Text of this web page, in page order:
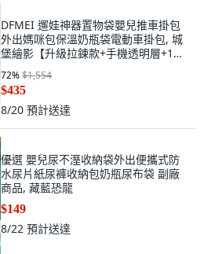
DFMEI 遛娃神器置物袋嬰兒推車掛包
外出媽咪包保溫奶瓶袋電動車掛包, 城
堡繪影【升級拉鍊款+手機透明層+1對
掛鉤+揹帶】
72%$1,554
$435
8/20 預計送達
優選 嬰兒尿不溼收納袋外出便攜式防
水尿片紙尿褲收納包奶瓶尿布袋 副廠
商品, 藏藍恐龍
$149
8/22 預計送達